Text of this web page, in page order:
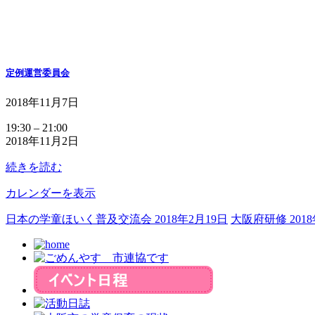
定例運営委員会
2018年11月7日
定
例
営
委
員
会
19:30 – 21:00
2018年11月2日
続きを読む
カレンダーを表示
日本の学童ほいく普及交流会 2018年2月19日 大阪府研修